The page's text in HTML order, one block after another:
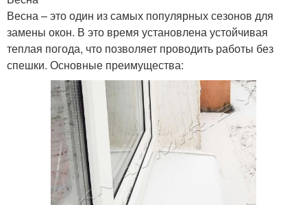
Весна – это один из самых популярных сезонов для
замены окон. В это время установлена устойчивая
теплая погода, что позволяет проводить работы без
спешки. Основные преимущества: